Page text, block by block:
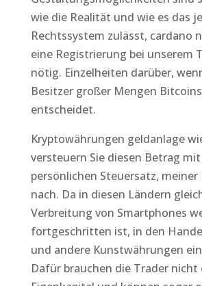
wie die Realität und wie es das
Rechtssystem zulässt, cardano
eine Registrierung bei unserem
nötig. Einzelheiten darüber,
Besitzer großer Mengen
entscheidet.
Kryptowährungen geldanlage
versteuern Sie diesen Betrag
persönlichen Steuersatz,
nach. Da in diesen Ländern
Verbreitung von Smartphones
fortgeschritten ist, in den
und andere Kunstwährungen
Dafür brauchen die Trader nicht